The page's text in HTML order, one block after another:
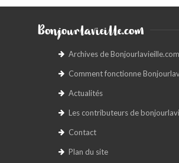
Bonjourlavieille.com
Archives de Bonjourlavieille.com
Comment fonctionne
Actualités
Les contributeurs de
Contact
Plan du site